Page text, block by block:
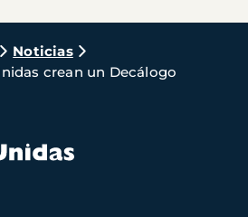
Noticias
crean un Decálogo